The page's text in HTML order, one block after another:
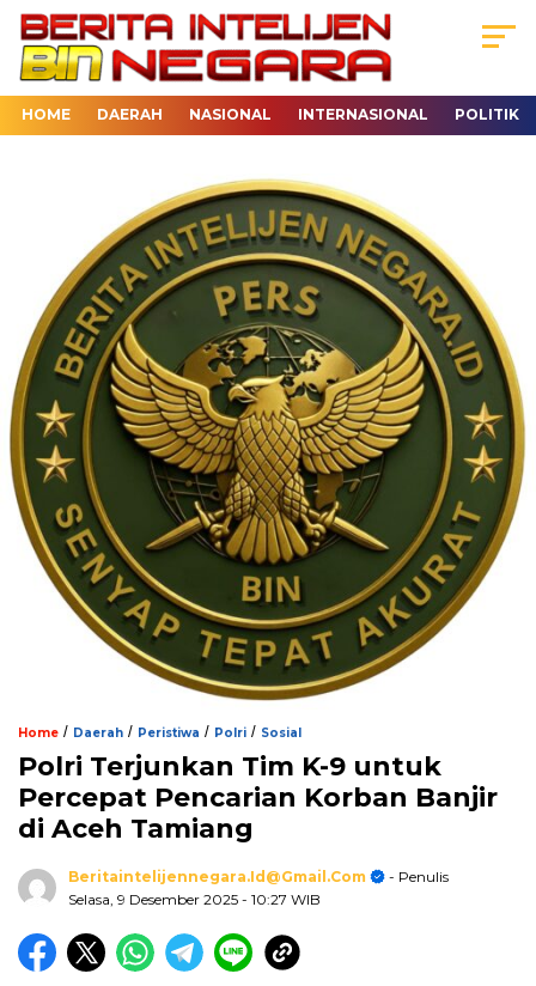
HOME DAERAH NASIONAL INTERNASIONAL POLITIK
Home / Daerah / Peristiwa / Polri / Sosial
Polri Terjunkan Tim K-9 untuk
Percepat Pencarian Korban Banjir
di Aceh Tamiang
Beritaintelijennegara.id@gmail.com
- Penulis
Selasa, 9 Desember 2025 - 10:27 WIB